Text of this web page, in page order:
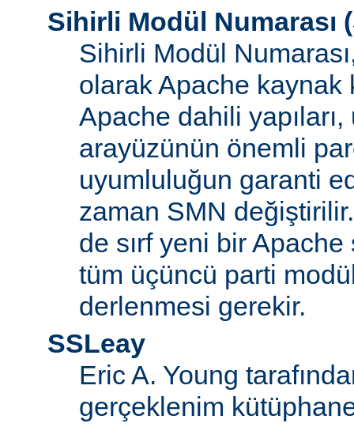
Sihirli Modül Numarası (
Sihirli Modül
olarak Apache kaynak
Apache dahili
arayüzünün önemli
uyumluluğun garanti
zaman SMN
de sırf yeni bir
tüm üçüncü parti
derlenmesi gerekir.
SSLeay
Eric A. Young
gerçeklenim